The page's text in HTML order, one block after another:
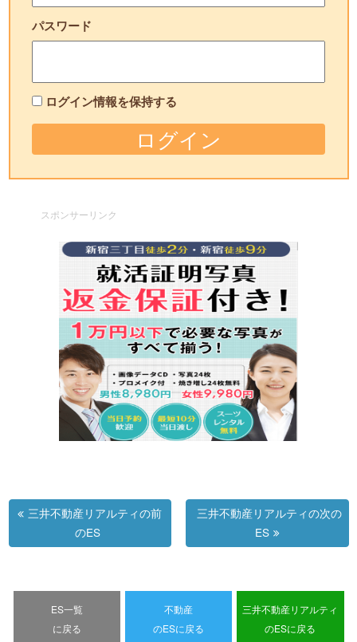
パスワード
ログイン情報を保持する
スポンサーリンク
三井不動産リアルティの前
のES
三井不動産リアルティの次の
ES
ES一覧
に戻る
不動産
のESに戻る
三井不動産リアルティ
のESに戻る